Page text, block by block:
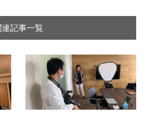
記事一覧